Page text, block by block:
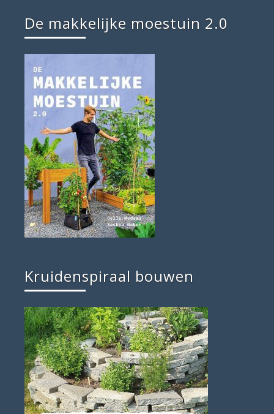
De makkelijke moestuin 2.0
Kruidenspiraal bouwen